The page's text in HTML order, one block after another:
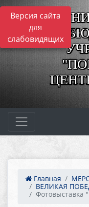
Версия сайта
для
слабовидящих
Главная
ВЕЛИКАЯ
Фотовыставка